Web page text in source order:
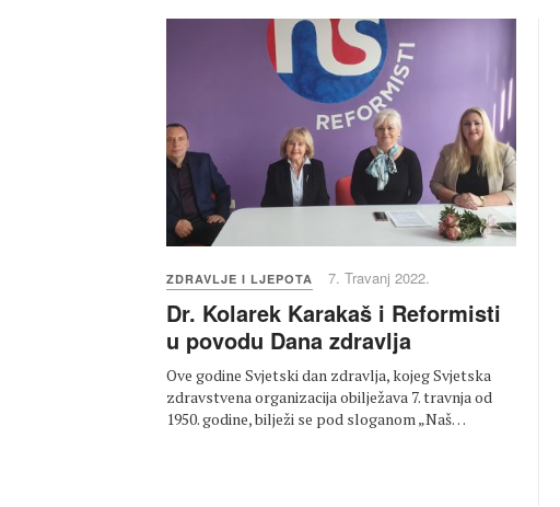
ZDRAVLJE I LJEPOTA 7. Travanj 2022.
Dr. Kolarek Karakaš i Reformisti
u povodu Dana zdravlja
Ove godine Svjetski dan zdravlja, kojeg Svjetska
zdravstvena organizacija obilježava 7. travnja od
1950. godine, bilježi se pod sloganom „Naš…